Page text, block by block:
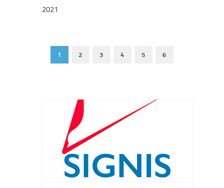
2021
1 2 3 4 5 6